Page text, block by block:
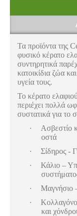
Τα προϊόντα της
φυσικό κέρατο
συντηρητικά
κατοικίδια ζώα
υγεία τους.
Το κέρατο
περιέχει πολλά
συστατικά για το
·
Ασβεστίο
οστά
·
Σίδηρος -
·
Κάλιο –
·
Μαγνήσιο
·
Κολλαγόνο
και